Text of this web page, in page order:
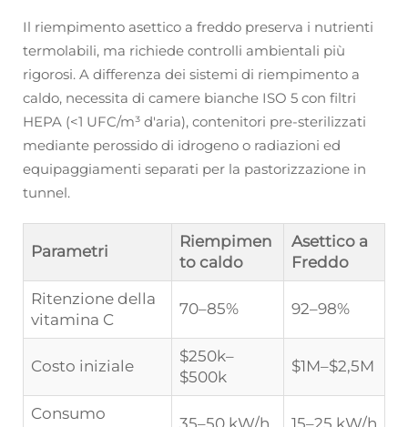
Il riempimento asettico a freddo preserva i nutrienti
termolabili, ma richiede controlli ambientali più
rigorosi. A differenza dei sistemi di riempimento a
caldo, necessita di camere bianche ISO 5 con filtri
HEPA (<1 UFC/m³ d'aria), contenitori pre-sterilizzati
mediante perossido di idrogeno o radiazioni ed
equipaggiamenti separati per la pastorizzazione in
tunnel.
Parametri
Riempimen
to caldo
Asettico a
Freddo
Ritenzione della
vitamina C
70–85% 92–98%
Costo iniziale
$250k–
$500k
$1M–$2,5M
Consumo